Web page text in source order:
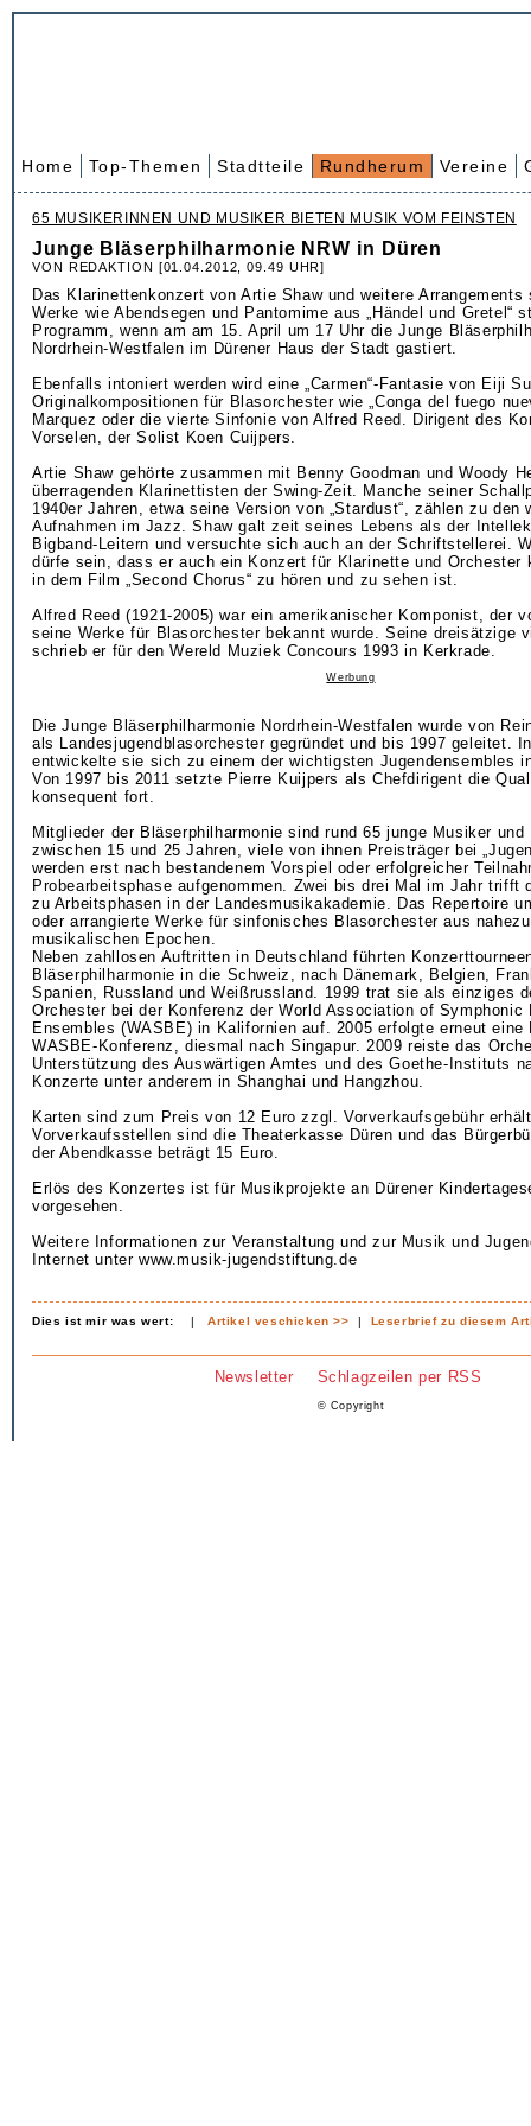
Home Top-Themen Stadtteile Rundherum Vereine
65 MUSIKERINNEN UND MUSIKER BIETEN MUSIK VOM FEINSTEN
Junge Bläserphilharmonie NRW in Düren
VON REDAKTION [01.04.2012, 09.49 UHR]
Das Klarinettenkonzert von Artie Shaw und weitere Arrangements
Werke wie Abendsegen und Pantomime aus „Händel und Gretel“
Programm, wenn am am 15. April um 17 Uhr die Junge
Nordrhein-Westfalen im Dürener Haus der Stadt gastiert.
Ebenfalls intoniert werden wird eine „Carmen“-Fantasie von Eiji
Originalkompositionen für Blasorchester wie „Conga del fuego
Marquez oder die vierte Sinfonie von Alfred Reed. Dirigent des
Vorselen, der Solist Koen Cuijpers.
Artie Shaw gehörte zusammen mit Benny Goodman und Woody
überragenden Klarinettisten der Swing-Zeit. Manche seiner
1940er Jahren, etwa seine Version von „Stardust“, zählen zu den
Aufnahmen im Jazz. Shaw galt zeit seines Lebens als der
Bigband-Leitern und versuchte sich auch an der Schriftstellerei.
dürfe sein, dass er auch ein Konzert für Klarinette und Orchester
in dem Film „Second Chorus“ zu hören und zu sehen ist.
Alfred Reed (1921-2005) war ein amerikanischer Komponist, der
seine Werke für Blasorchester bekannt wurde. Seine dreisätzige
schrieb er für den Wereld Muziek Concours 1993 in Kerkrade.
Werbung
Die Junge Bläserphilharmonie Nordrhein-Westfalen wurde von
als Landesjugendblasorchester gegründet und bis 1997 geleitet.
entwickelte sie sich zu einem der wichtigsten Jugendensembles
Von 1997 bis 2011 setzte Pierre Kuijpers als Chefdirigent die
konsequent fort.
Mitglieder der Bläserphilharmonie sind rund 65 junge Musiker und
zwischen 15 und 25 Jahren, viele von ihnen Preisträger bei
werden erst nach bestandenem Vorspiel oder erfolgreicher
Probearbeitsphase aufgenommen. Zwei bis drei Mal im Jahr trifft
zu Arbeitsphasen in der Landesmusikakademie. Das Repertoire
oder arrangierte Werke für sinfonisches Blasorchester aus
musikalischen Epochen.
Neben zahllosen Auftritten in Deutschland führten
Bläserphilharmonie in die Schweiz, nach Dänemark, Belgien,
Spanien, Russland und Weißrussland. 1999 trat sie als einziges
Orchester bei der Konferenz der World Association of Symphonic
Ensembles (WASBE) in Kalifornien auf. 2005 erfolgte erneut eine
WASBE-Konferenz, diesmal nach Singapur. 2009 reiste das
Unterstützung des Auswärtigen Amtes und des Goethe-Instituts
Konzerte unter anderem in Shanghai und Hangzhou.
Karten sind zum Preis von 12 Euro zzgl. Vorverkaufsgebühr
Vorverkaufsstellen sind die Theaterkasse Düren und das
der Abendkasse beträgt 15 Euro.
Erlös des Konzertes ist für Musikprojekte an Dürener
vorgesehen.
Weitere Informationen zur Veranstaltung und zur Musik und
Internet unter www.musik-jugendstiftung.de
Dies ist mir was wert: |Artikel veschicken >> | Leserbrief zu diesem
Newsletter Schlagzeilen per RSS
© Copyright